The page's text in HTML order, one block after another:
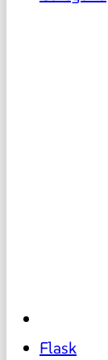
Flask